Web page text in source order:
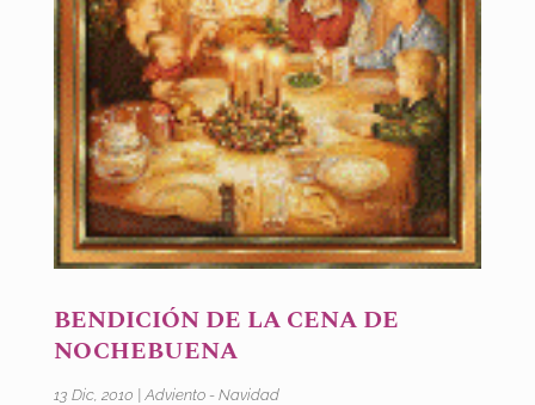
BENDICIÓN DE LA CENA DE
NOCHEBUENA
13 Dic, 2010 Adviento - Navidad